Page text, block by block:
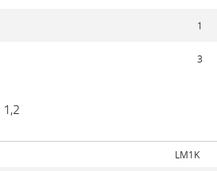
1
3
1,2
LM1K